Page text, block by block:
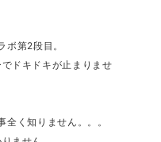
第2段目。
ドキドキが止まりませ
く知りません。。。